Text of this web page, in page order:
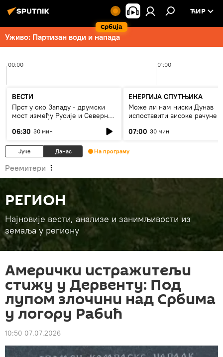
Србија
ЋИР
Уживо: Партизан води и напада
00:00 01:00
ВЕСТИ
Прст у око Западу - друмски
мост између Русије и Северне
06:30 30 мин
ЕНЕРГИЈА СПУТЊИКА
Може ли нам ниски Дунав
испоставити високе рачуне
07:00 30 мин
Јуче Данас На програму
Реемитери
РЕГИОН
Најновије вести, анализе и занимљивости из
земаља у региону
Амерички истражитељи
стижу у Дервенту: Под
лупом злочини над Србима
у логору Рабић
10:50 07.07.2026